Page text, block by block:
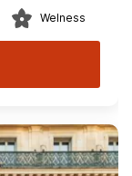
Welness